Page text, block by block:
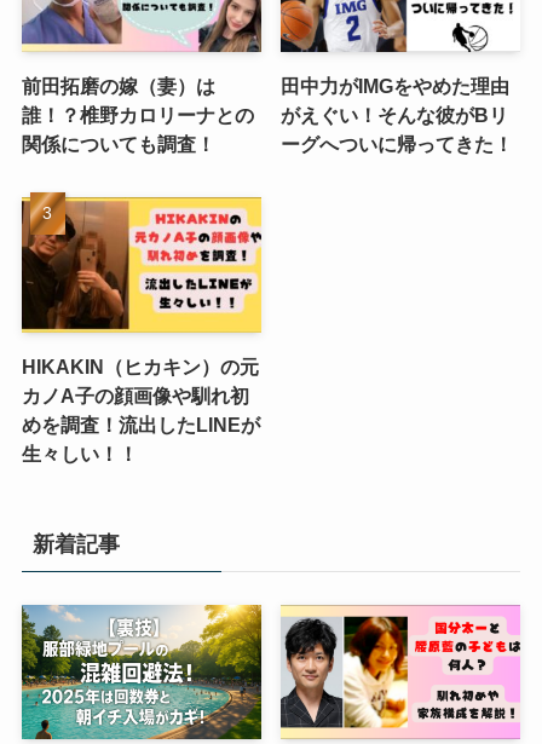
前田拓磨の嫁（妻）は
誰！？椎野カロリーナとの
関係についても調査！
田中力がIMGをやめた理由
がえぐい！そんな彼がBリ
ーグへついに帰ってきた！
HIKAKIN（ヒカキン）の元
カノA子の顔画像や馴れ初
めを調査！流出したLINEが
生々しい！！
新着記事